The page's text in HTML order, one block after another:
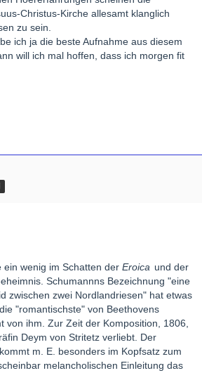
Christus-Kirche allesamt klanglich
zu sein.
ich ja die beste Aufnahme aus diesem
will ich mal hoffen, dass ich morgen fit
ein wenig im Schatten der Eroica und der
Schumannns Bezeichnung "eine
zwischen zwei Nordlandriesen" hat etwas
"romantischste" von Beethovens
von ihm. Zur Zeit der Komposition, 1806,
Deym von Stritetz verliebt. Der
m. E. besonders im Kopfsatz zum
melancholischen Einleitung das